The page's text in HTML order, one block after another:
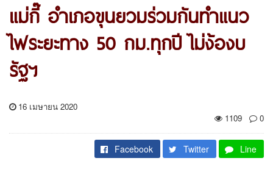
แม่กี๊ อำเภอขุนยวมร่วมกันทำแนว
ไฟระยะทาง 50 กม.ทุกปี ไม่ง้องบ
รัฐฯ
16 เมษายน 2020
1109
0
Facebook Twitter Line